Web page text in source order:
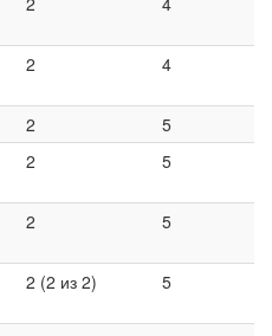
2 4
2
5
2 5
2 5
2 (2 из 2) 5